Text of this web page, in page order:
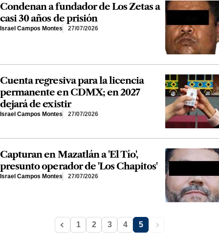
Condenan a fundador de Los Zetas a
casi 30 años de prisión
Israel Campos Montes 27/07/2026
Cuenta regresiva para la licencia
permanente en CDMX; en 2027
dejará de existir
Israel Campos Montes 27/07/2026
Capturan en Mazatlán a 'El Tío',
presunto operador de 'Los Chapitos'
Israel Campos Montes 27/07/2026
1 2 3 4 5